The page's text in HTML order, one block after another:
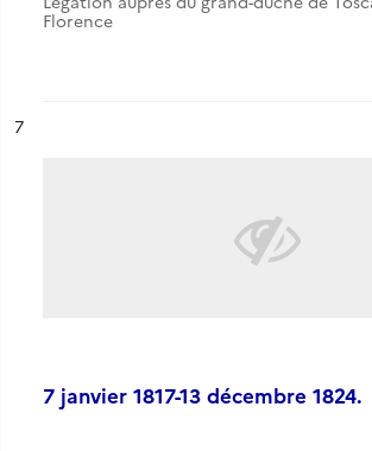
Florence
n°
7
7 janvier 1817-13 décembre 1824.